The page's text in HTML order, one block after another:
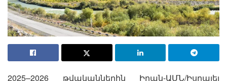
2025–2026 թվականներին Իրան-ԱՄՆ/Իսրայել